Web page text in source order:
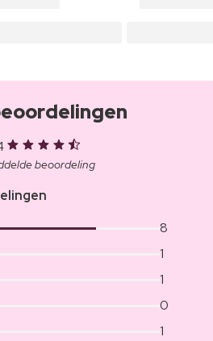
beoordeling
8
1
1
0
1